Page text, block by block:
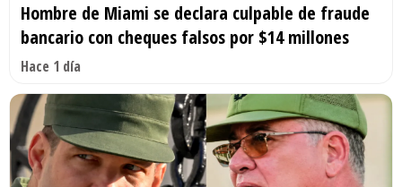
Hombre de Miami se declara culpable de fraude
bancario con cheques falsos por $14 millones
Hace 1 día